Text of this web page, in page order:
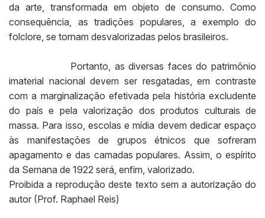
da arte, transformada em objeto de consumo. Como
consequência, as tradições populares, a exemplo do
folclore, se tornam desvalorizadas pelos brasileiros.
Portanto, as diversas faces do patrimônio
imaterial nacional devem ser resgatadas, em contraste
com a marginalização efetivada pela história excludente
do país e pela valorização dos produtos culturais de
massa. Para isso, escolas e mídia devem dedicar espaço
às manifestações de grupos étnicos que sofreram
apagamento e das camadas populares. Assim, o espírito
da Semana de 1922 será, enfim, valorizado.
Proibida a reprodução deste texto sem a autorização do
autor (Prof. Raphael Reis)